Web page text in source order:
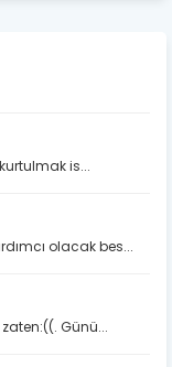
is...
olacak bes...
Günü...